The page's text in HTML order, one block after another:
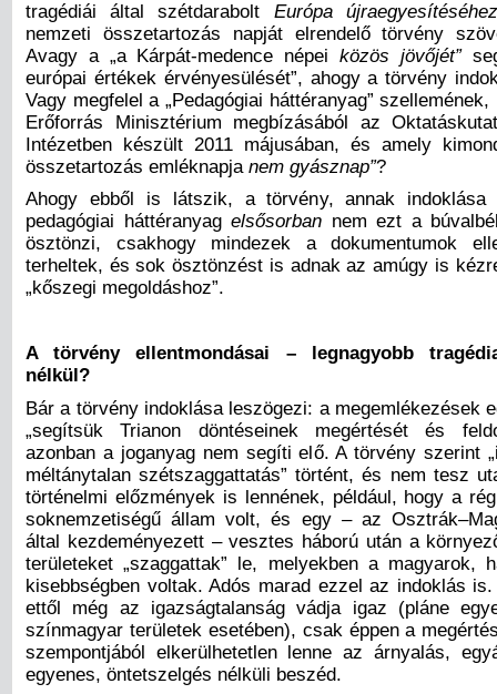
tragédiái által szétdarabolt Európa
nemzeti összetartozás napját elrendelő törvény
Avagy a„a Kárpát-medence népeiközös jövőjét”
európai értékek érvényesülését”, ahogy a törvény
Vagy megfelel a „Pedagógiai háttéranyag”
Erőforrás Minisztérium megbízásából az
Intézetben készült 2011 májusában, és amely
összetartozás emléknapja nem gyásznap”?
Ahogy ebből is látszik, a törvény, annak
pedagógiai háttéranyagelsősorban nem ezt a
ösztönzi, csakhogy mindezek a dokumentumok
terheltek, és sok ösztönzést is adnak az amúgy is
„kőszegi megoldáshoz”.
A törvény ellentmondásai – legnagyobb
nélkül?
Bár a törvény indoklása leszögezi: a megemlékezések
„segítsük Trianon döntéseinek megértését és
azonban a joganyag nem segíti elő. A törvény szerint „
méltánytalan szétszaggattatás” történt, és nem tesz
történelmi előzmények is lennének, például, hogy a
soknemzetiségű állam volt, és egy – az
által kezdeményezett – vesztes háború után a
területeket „szaggattak” le, melyekben a magyarok,
kisebbségben voltak. Adós marad ezzel az indoklás is.
ettől még az igazságtalanság vádja igaz (pláne
színmagyar területek esetében), csak éppen a
szempontjából elkerülhetetlen lenne az árnyalás,
egyenes, öntetszelgés nélküli beszéd.